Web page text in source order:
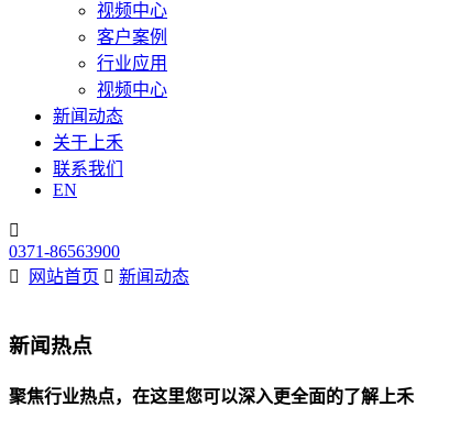
视频中心
客户案例
行业应用
视频中心
新闻动态
关于上禾
联系我们
EN

0371-86563900

网站首页  新闻动态
新闻热点
聚焦行业热点，在这里您可以深入更全面的了解上禾